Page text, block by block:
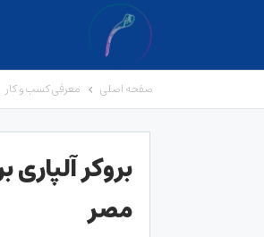
صفحه اصلی معرفی کسب و کار
مصر